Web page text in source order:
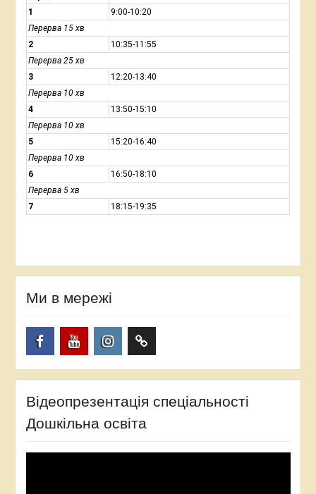
1
9:00-10:20
Перерва 15 хв
2
10:35-11:55
Перерва 25 хв
3
12:20-13:40
Перерва 10 хв
4
13:50-15:10
Перерва 10 хв
5
15:20-16:40
Перерва 10 хв
6
16:50-18:10
Перерва 5 хв
7
18:15-19:35
Ми в мережі
Відеопрезентація спеціальності
Дошкільна освіта